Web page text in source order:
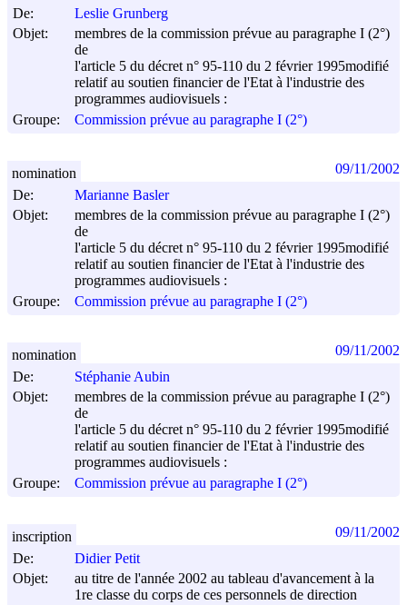
De:
Leslie Grunberg
Objet:
membres de la commission prévue au paragraphe I (2°)
de
l'article 5 du décret n° 95-110 du 2 février 1995modifié
relatif au soutien financier de l'Etat à l'industrie des
programmes audiovisuels :
Groupe:
Commission prévue au paragraphe I (2°)
De:
Marianne Basler
Objet:
membres de la commission prévue au paragraphe I (2°)
de
l'article 5 du décret n° 95-110 du 2 février 1995modifié
relatif au soutien financier de l'Etat à l'industrie des
programmes audiovisuels :
Groupe:
Commission prévue au paragraphe I (2°)
nomination 09/11/2002
De:
Stéphanie Aubin
Objet:
membres de la commission prévue au paragraphe I (2°)
de
l'article 5 du décret n° 95-110 du 2 février 1995modifié
relatif au soutien financier de l'Etat à l'industrie des
programmes audiovisuels :
Groupe:
Commission prévue au paragraphe I (2°)
nomination 09/11/2002
De:
Didier Petit
Objet:
au titre de l'année 2002 au tableau d'avancement à la
1re classe du corps de ces personnels de direction
inscription 09/11/2002